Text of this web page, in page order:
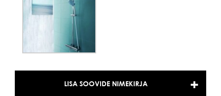
LISA SOOVIDE NIMEKIRJA